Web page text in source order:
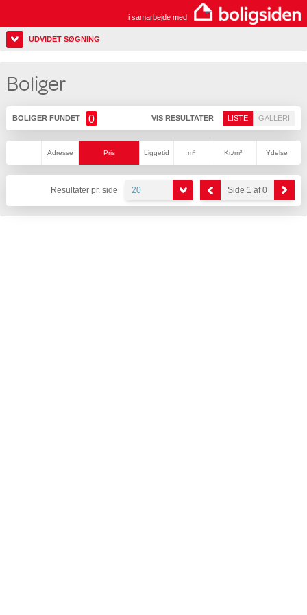
i samarbejde med
UDVIDET SØGNING
Boliger
BOLIGER FUNDET 0 VIS RESULTATER LISTE GALLERI
Adresse Pris Liggetid m² Kr./m² Ydelse
Resultater pr. side 20 Side 1 af 0